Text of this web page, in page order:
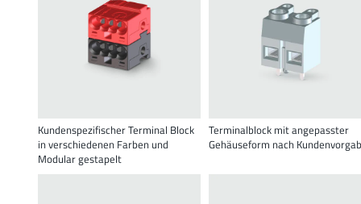
Kundenspezifischer Terminal Block
in verschiedenen Farben und
Modular gestapelt
Terminalblock mit angepasster
Gehäuseform nach